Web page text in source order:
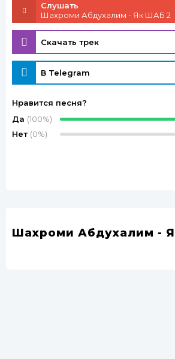
Слушать
Шахроми Абдухалим - Як ШАБ 2
Скачать трек
В Telegram
Нравится песня?
Да (100%)
Нет (0%)
Шахроми Абдухалим -